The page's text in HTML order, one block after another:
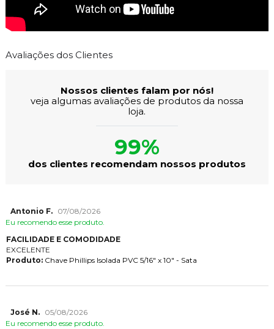
Avaliações dos Clientes
Nossos clientes falam por nós!
veja algumas avaliações de produtos da nossa
loja.
99%
dos clientes recomendam nossos produtos
Antonio F.
07/08/2026
Eu recomendo esse produto.
FACILIDADE E COMODIDADE
EXCELENTE
Produto:Chave Phillips Isolada PVC 5/16" x 10" - Sata
José N.
05/08/2026
Eu recomendo esse produto.